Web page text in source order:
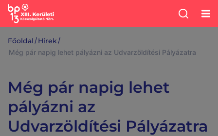
Főoldal /Hírek /
Még pár napig lehet pályázni az Udvarzöldítési Pályázatra
Még pár napig lehet
pályázni az
Udvarzöldítési Pályázatra